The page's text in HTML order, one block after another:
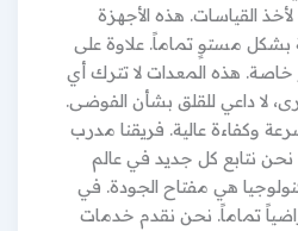
القياسات. هذه الأجهزة
مستوٍ تماماً. علاوة على
هذه المعدات لا تترك أي
لا داعي للقلق بشأن الفوضى.
وكفاءة عالية. فريقنا مدرب
نتابع كل جديد في عالم
هي مفتاح الجودة. في
تماماً. نحن نقدم خدمات